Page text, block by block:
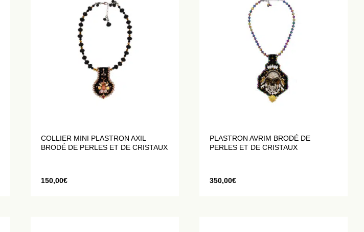
COLLIER MINI PLASTRON AXIL
BRODÉ DE PERLES ET DE CRISTAUX
150,00€
PLASTRON AVRIM BRODÉ DE
PERLES ET DE CRISTAUX
350,00€